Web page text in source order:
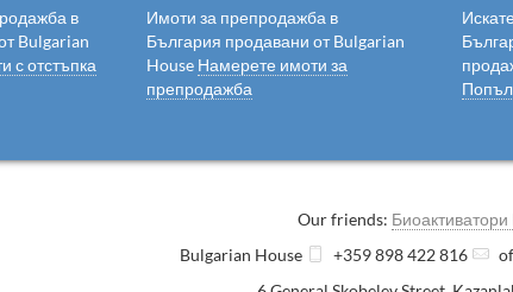
в
Bulgarian
с отстъпка
Имоти за препродажба в
България продавани от Bulgarian
House Намерете имоти за
препродажба
Our friends:
Bulgarian House
+359 898 422 816